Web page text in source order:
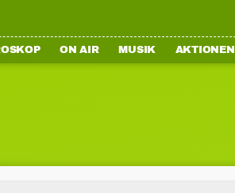
ON AIR MUSIK AKTIONEN